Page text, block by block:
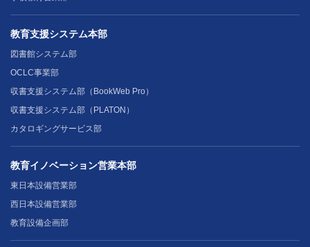
教育支援システム本部
図書館システム部
OCLC事業部
収書支援システム部（BookWeb Pro）
収書支援システム部（PLATON）
カタロギングサービス部
教育イノベーション営業本部
東日本設備営業部
西日本設備営業部
教育設備企画部